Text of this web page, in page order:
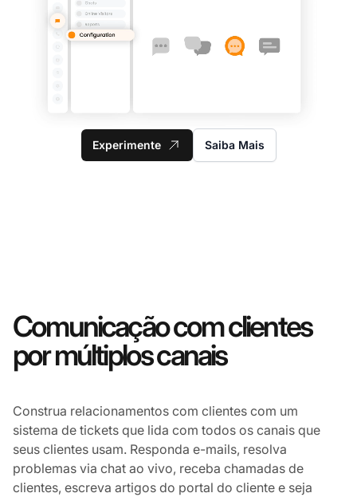
Experimente Saiba Mais
Comunicação com clientes
por múltiplos canais
Construa relacionamentos com clientes com um
sistema de tickets que lida com todos os canais que
seus clientes usam. Responda e-mails, resolva
problemas via chat ao vivo, receba chamadas de
clientes, escreva artigos do portal do cliente e seja